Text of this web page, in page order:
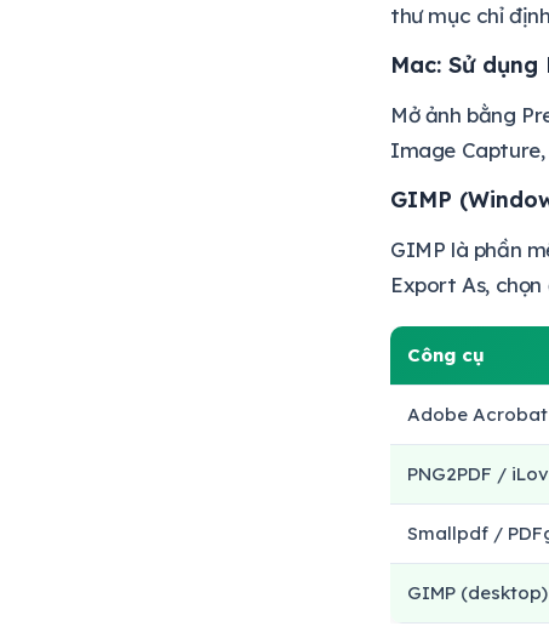
thư mục chỉ
Mac: Sử dụng
Mở ảnh bằng
Image Capture,
GIMP
GIMP là phần
Export As,
Công cụ
Adobe
PNG2PDF /
Smallpdf /
GIMP (desktop)